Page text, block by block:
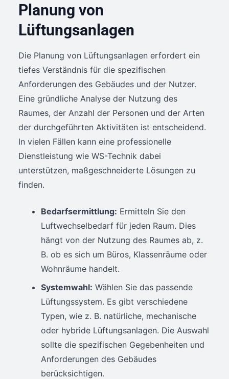
Planung von
Lüftungsanlagen
Die Planung von Lüftungsanlagen erfordert ein
tiefes Verständnis für die spezifischen
Anforderungen des Gebäudes und der Nutzer.
Eine gründliche Analyse der Nutzung des
Raumes, der Anzahl der Personen und der Arten
der durchgeführten Aktivitäten ist entscheidend.
In vielen Fällen kann eine professionelle
Dienstleistung wie WS-Technik dabei
unterstützen, maßgeschneiderte Lösungen zu
finden.
Bedarfsermittlung: Ermitteln Sie den
Luftwechselbedarf für jeden Raum. Dies
hängt von der Nutzung des Raumes ab, z.
B. ob es sich um Büros, Klassenräume oder
Wohnräume handelt.
Systemwahl: Wählen Sie das passende
Lüftungssystem. Es gibt verschiedene
Typen, wie z. B. natürliche, mechanische
oder hybride Lüftungsanlagen. Die Auswahl
sollte die spezifischen Gegebenheiten und
Anforderungen des Gebäudes
berücksichtigen.